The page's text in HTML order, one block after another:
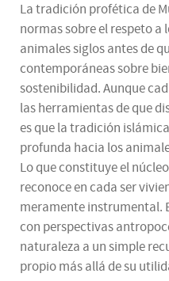
La tradición profética de
normas sobre el respeto a
animales siglos antes de
contemporáneas sobre
sostenibilidad. Aunque
las herramientas de que
es que la tradición
profunda hacia los
Lo que constituye el
reconoce en cada ser
meramente instrumental.
con perspectivas
naturaleza a un simple
propio más allá de su